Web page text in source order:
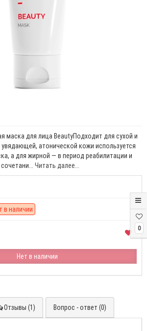
0
маска для лица BeautyПодходит для сухой и
атонической кожи используется
а для жирной — в период реабилитации и
Читать далее...
в наличии
Нет в наличии
Отзывы (1) Вопрос - ответ (0)